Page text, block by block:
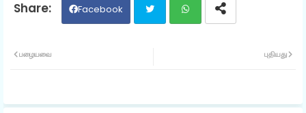
Facebook
ap
புதியது
பழையவை